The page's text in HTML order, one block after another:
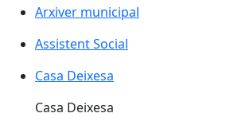
Arxiver municipal
Assistent Social
Casa Deixesa
Casa Deixesa
Casa Deixesa